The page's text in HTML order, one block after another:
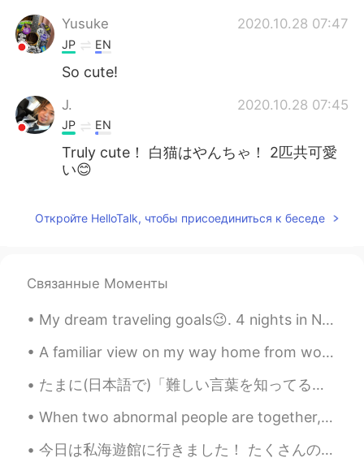
Yusuke 2020.10.28 07:47
JP EN
So cute!
J. 2020.10.28 07:45
JP EN
Truly cute！ 白猫はやんちゃ！ 2匹共可愛
い😊
Откройте HelloTalk, чтобы присоединиться к беседе
Связанные Моменты
My dream traveling goals😉. 4 nights in New York 4 nights in Miami 4 nights in Las Vegas 6 nights ...
A familiar view on my way home from work. Sometimes I forget that I live in such a famous city. W...
たまに(日本語で)「難しい言葉を知ってるね」と言われるんですけど、あえてそういう言葉を使っているわけじゃないです😅 覚えた言葉を使っているだけです。でも、英語でもそんなことが起こるので、元の性格...
When two abnormal people are together, their world becomes normal. 異常な人々が一緒にいるとき、2つの世界は正常になります。...
今日は私海遊館に行きました！ たくさんの動物を見ました。彼らはとてもかわいい😭😭💕 オムライスを食べてみた~ 明日は道頓堀に行きます😆 楽しみです! #Day4 #Japantrip #Osaka